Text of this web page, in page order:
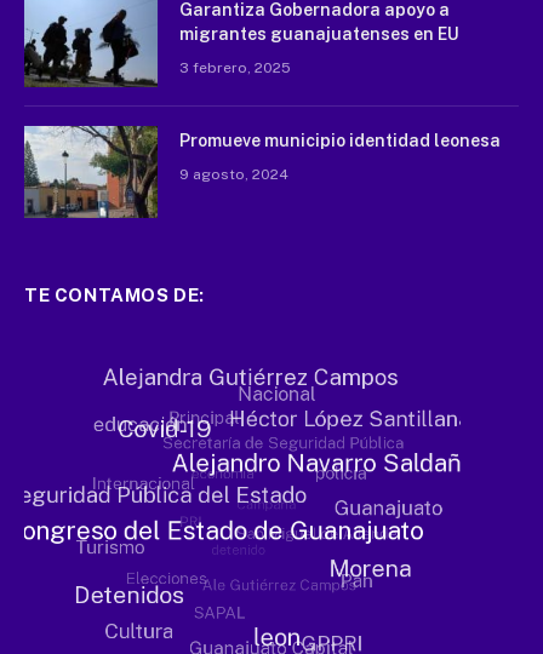
Garantiza Gobernadora apoyo a
migrantes guanajuatenses en EU
3 febrero, 2025
Promueve municipio identidad leonesa
9 agosto, 2024
TE CONTAMOS DE: